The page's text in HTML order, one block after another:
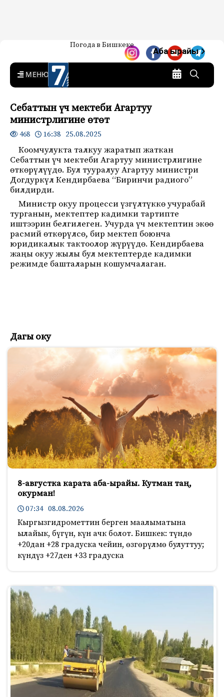
7-канал. Жаңылыктар —
Кыргызстан
Жаңылыктар — Кыргызстан
Погода в Бишкеке
Аба ырайы
MENU
Себаттын үч мектеби Агартуу
министрлигине өтөт
468 16:38 25.08.2025
Коомчулукта талкуу жаратып жаткан
Себаттын үч мектеби Агартуу министрлигине
өткөрүлүүдө. Бул тууралуу Агартуу министри
Догдуркүл Кендирбаева “Биринчи радиого”
билдирди.
Министр окуу процесси үзгүлтүккө учурабай
турганын, мектептер кадимки тартипте
иштээрин белгилеген. Учурда үч мектептин экөө
расмий өткөрүлсө, бир мектеп боюнча
юридикалык тактоолор жүрүүдө. Кендирбаева
жаңы окуу жылы бул мектептерде кадимки
режимде башталарын кошумчалаган.
Дагы оку
8-августка карата аба-ырайы. Кутман таң,
окурман!
07:34 08.08.2026
Кыргызгидрометтин берген маалыматына
ылайык, бүгүн, күн ачк болот. Бишкек: түндө
+20дан +28 градуска чейин, өзгөрүлмө булуттуу;
күндүз +27ден +33 градуска